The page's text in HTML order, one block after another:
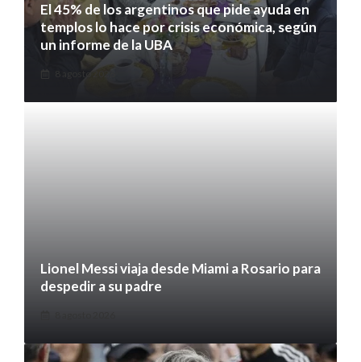
El 45% de los argentinos que pide ayuda en
templos lo hace por crisis económica, según
un informe de la UBA
8 agosto 2026
Lionel Messi viaja desde Miami a Rosario para
despedir a su padre